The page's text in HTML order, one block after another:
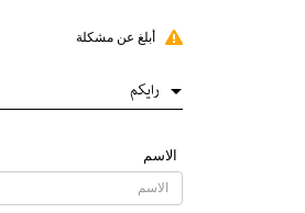
أبلغ عن مشكلة
رایکم
الاسم